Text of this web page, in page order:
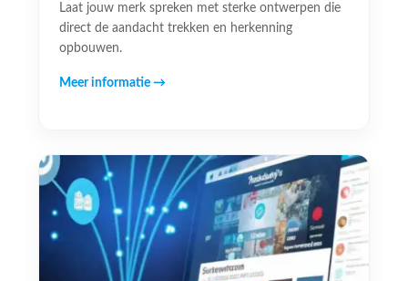
Laat jouw merk spreken met sterke ontwerpen die
direct de aandacht trekken en herkenning
opbouwen.
Meer informatie →